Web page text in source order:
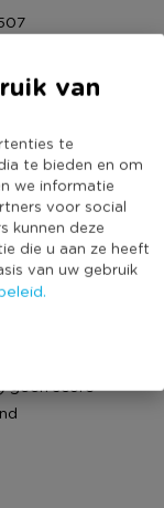
van
te
te bieden en om
we informatie
voor social
kunnen deze
die u aan ze heeft
van uw gebruik
geen score